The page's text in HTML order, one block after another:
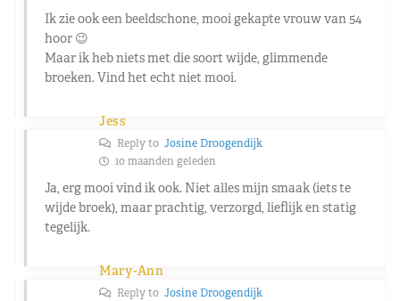
Ik zie ook een beeldschone, mooi gekapte vrouw van 54
hoor 😉
Maar ik heb niets met die soort wijde, glimmende
broeken. Vind het echt niet mooi.
Jess
Reply to Josine Droogendijk
10 maanden geleden
Ja, erg mooi vind ik ook. Niet alles mijn smaak (iets te
wijde broek), maar prachtig, verzorgd, lieflijk en statig
tegelijk.
Mary-Ann
Reply to Josine Droogendijk